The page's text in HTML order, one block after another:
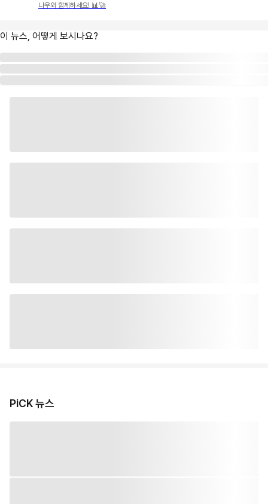
나우와 함께하세요! 📊🚀
이 뉴스, 어떻게 보시나요?
PiCK 뉴스